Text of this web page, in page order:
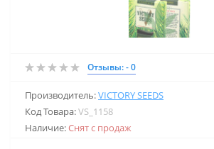
Отзывы: - 0
Производитель:VICTORY SEEDS
Код Товара:VS_1158
Наличие:Снят с продаж